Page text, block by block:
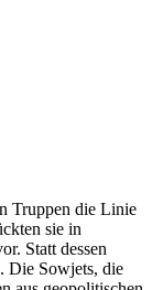
Truppen die Linie
sie in
Statt dessen
Die Sowjets, die